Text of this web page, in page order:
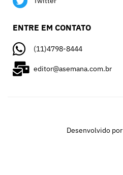
ENTRE EM CONTATO
(11)4798-8444
editor@asemana.com.br
Desenvolvido por